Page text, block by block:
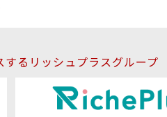
るリッシュプラスグループ